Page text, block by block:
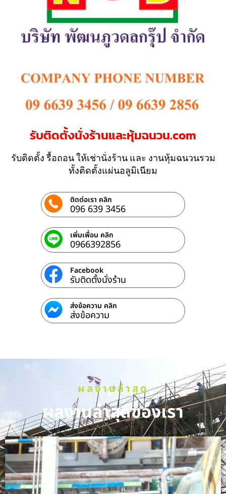
รับติดตั้งนั่งร้านและหุ้มฉนวน.com
รับติดตั้ง รื้อถอน ให้เช่านั่งร้าน และ งานหุ้มฉนวนรวม
ทั้งติดตั้งแผ่นอลูมิเนียม
ติดต่อเรา คลิก
096 639 3456
เพิ่มเพื่อน คลิก
0966392856
Facebook
รับติดตั้งนั่งร้าน
ส่งข้อความ คลิก
ส่งข้อความ
ผลงานล่าสุด
ผลงานล่าสุดของเรา